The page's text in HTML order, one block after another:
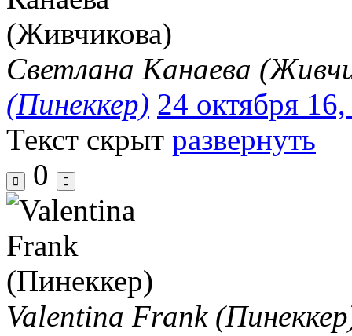
Светлана Канаева
(Пинеккер) 24 октября
Текст скрыт развернуть
0
Valentina Frank